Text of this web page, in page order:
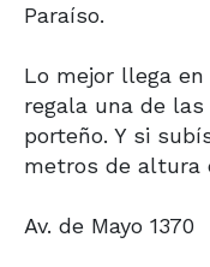
Paraíso.
Lo mejor llega
regala una de
porteño. Y si
metros de altura
Av. de Mayo 1370